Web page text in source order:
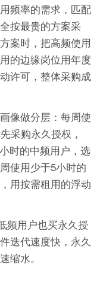
频率的需求，匹配
按最贵的方案采
案时，把高频使用
的边缘岗位用年度
许可，整体采购成
像做分层：每周使
采购永久授权，
时的中频用户，选
使用少于5小时的
用按需租用的浮动
频用户也买永久授
迭代速度快，永久
缩水。